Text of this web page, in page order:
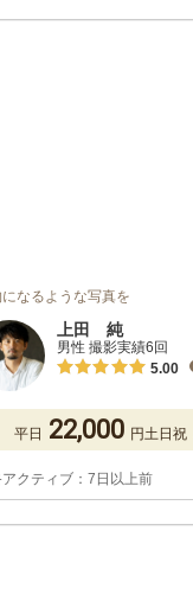
なるような写真を
上田 純
男性 撮影実績6回
5.00
平日 22,000 円土日祝
クティブ：7日以上前